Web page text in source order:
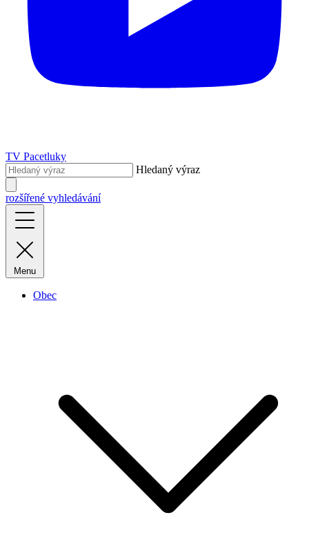
TV Pacetluky
Hledaný výraz
rozšířené vyhledávání
Menu
Obec